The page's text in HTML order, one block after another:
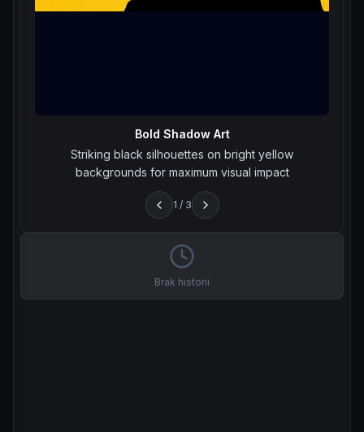
Bold Shadow Art
Striking black silhouettes on bright yellow
backgrounds for maximum visual impact
1 / 3
Brak historii